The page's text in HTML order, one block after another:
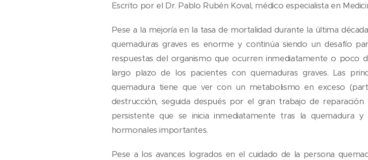
Escrito por el Dr. Pablo Rubén Koval, médico especialista en
Pese a la mejoría en la tasa de mortalidad durante la última
quemaduras graves es enorme y continúa siendo un desafío
respuestas del organismo que ocurren inmediatamente o poco
largo plazo de los pacientes con quemaduras graves. Las
quemadura tiene que ver con un metabolismo en exceso
destrucción, seguida después por el gran trabajo de
persistente que se inicia inmediatamente tras la quemadura
hormonales importantes.
Pese a los avances logrados en el cuidado de la persona